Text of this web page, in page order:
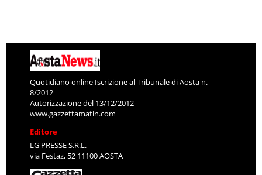
Quotidiano online Iscrizione al Tribunale di Aosta n.
8/2012
Autorizzazione del 13/12/2012
www.gazzettamatin.com
Editore
LG PRESSE S.R.L.
via Festaz, 52 11100 AOSTA